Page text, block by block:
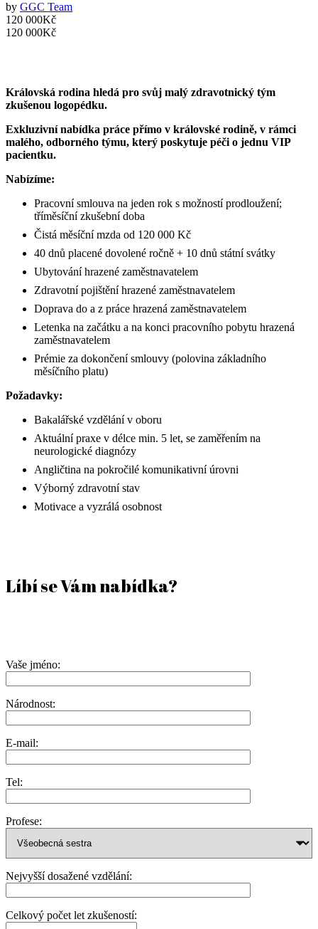
by GGC Team
120 000Kč
120 000Kč
Královská rodina hledá pro svůj malý zdravotnický tým
zkušenou logopédku.
Exkluzivní nabídka práce přímo v královské rodině, v rámci
malého, odborného týmu, který poskytuje péči o jednu VIP
pacientku.
Nabízíme:
Pracovní smlouva na jeden rok s možností prodloužení;
tříměsíční zkušební doba
Čistá měsíční mzda od 120 000 Kč
40 dnů placené dovolené ročně + 10 dnů státní svátky
Ubytování hrazené zaměstnavatelem
Zdravotní pojištění hrazené zaměstnavatelem
Doprava do a z práce hrazená zaměstnavatelem
Letenka na začátku a na konci pracovního pobytu hrazená
zaměstnavatelem
Prémie za dokončení smlouvy (polovina základního
měsíčního platu)
Požadavky:
Bakalářské vzdělání v oboru
Aktuální praxe v délce min. 5 let, se zaměřením na
neurologické diagnózy
Angličtina na pokročilé komunikativní úrovni
Výborný zdravotní stav
Motivace a vyzrálá osobnost
Líbí se Vám nabídka?
Vaše jméno:
Národnost:
E-mail:
Tel:
Profese:
Nejvyšší dosažené vzdělání:
Celkový počet let zkušeností: